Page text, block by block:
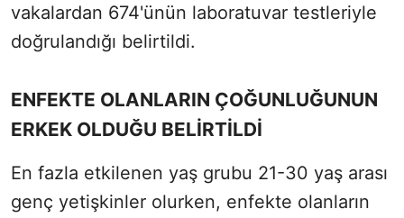
vakalardan 674'ünün laboratuvar testleriyle
doğrulandığı belirtildi.
ENFEKTE OLANLARIN ÇOĞUNLUĞUNUN
ERKEK OLDUĞU BELİRTİLDİ
En fazla etkilenen yaş grubu 21-30 yaş arası
genç yetişkinler olurken, enfekte olanların